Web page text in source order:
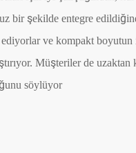
bir şekilde entegre
ve kompakt boyutun
Müşteriler de uzaktan
söylüyor